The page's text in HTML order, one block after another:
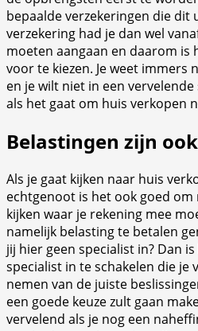
bepaalde verzekeringen die dit
verzekering had je dan wel
moeten aangaan en daarom is
voor te kiezen. Je weet immers
en je wilt niet in een
als het gaat om huis verkopen
Belastingen zijn
Als je gaat kijken naar huis
echtgenoot is het ook goed
kijken waar je rekening mee
namelijk belasting te betalen
jij hier geen specialist in? Dan
specialist in te schakelen die je
nemen van de juiste
een goede keuze zult gaan
vervelend als je nog een